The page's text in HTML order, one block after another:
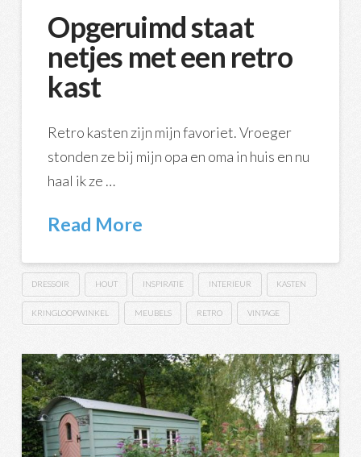
Opgeruimd staat
netjes met een retro
kast
Retro kasten zijn mijn favoriet. Vroeger
stonden ze bij mijn opa en oma in huis en nu
haal ik ze …
Read More
DRESSOIR HOUT INSPIRATIE INTERIEUR KASTEN
KRINGLOOPWINKEL MEUBELS RETRO VINTAGE